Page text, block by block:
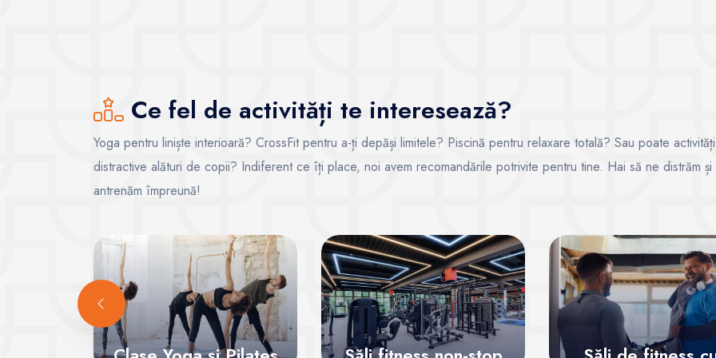
Ce fel de activități te interesează?
Yoga pentru liniște interioară? CrossFit pentru a-ți depăși limitele? Piscină pentru relaxare totală? Sau poate activități
distractive alături de copii? Indiferent ce îți place, noi avem recomandările potrivite pentru tine. Hai să ne distrăm și
antrenăm împreună!